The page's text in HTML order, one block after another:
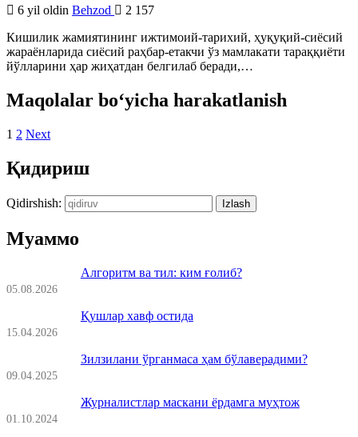
6 yil oldin Behzod
2 157
Кишилик жамиятининг ижтимоий-тарихий, ҳуқуқий-сиёсий
жараёнларида сиёсий раҳбар-етакчи ўз мамлакати тарақ­қиёти
йўлларини ҳар жиҳатдан белгилаб беради,…
Maqolalar bo‘yicha harakatlanish
1 2 Next
Қидириш
Qidirshish:
Муаммо
Алгоритм ва тил: ким ғолиб?
05.08.2026
Қушлар хавф остида
15.04.2026
Зилзилани ўрганмаса ҳам бўлаверадими?
09.04.2025
Журналистлар маскани ёрдамга муҳтож
01.10.2024